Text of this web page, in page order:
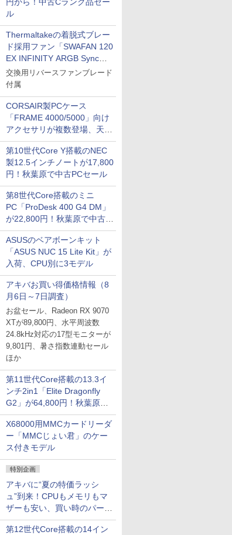
ル
Thermaltakeの着脱式ブレー
ド採用ファン「SWAFAN 120
EX INFINITY ARGB Sync」
に単品パッケージ
交換用リバースファンブレード
付属
CORSAIR製PCケース
「FRAME 4000/5000」向け
アクセサリが複数登場、天然
木製パネルや背面コネクタ対
応トレイなど
第10世代Core Y搭載のNEC
製12.5インチノートが17,800
円！秋葉原で中古PCセール
第8世代Core搭載のミニ
PC「ProDesk 400 G4 DM」
が22,800円！秋葉原で中古
PCセール
ASUSのベアボーンキット
「ASUS NUC 15 Lite Kit」が
入荷、CPU別に3モデル
アキバお買い得価格情報（8
月6日～7日調査）
お盆セール、Radeon RX 9070
XTが89,800円、水平周波数
24.8kHz対応の17型モニターが
9,801円、暑さ指数連動セール
ほか
第11世代Core搭載の13.3イ
ンチ2in1「Elite Dragonfly
G2」が64,800円！秋葉原で
中古PCセール
X68000用MMCカードリーダ
ー「MMCじょい君」のケー
ス付きモデル
特別企画
アキバに“夏の特価ラッシ
ュ”到来！CPUもメモリもマ
ザーも安い、買い時のパーツ
は？【8月7日(金)22時配信】
第12世代Core搭載の14イン